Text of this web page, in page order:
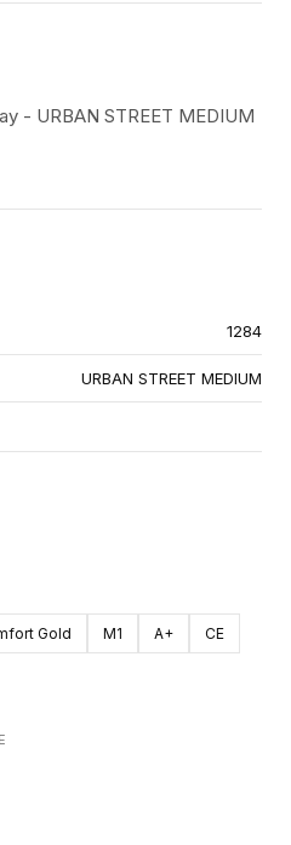
- URBAN STREET MEDIUM
1284
URBAN STREET MEDIUM
Gold M1 A+ CE